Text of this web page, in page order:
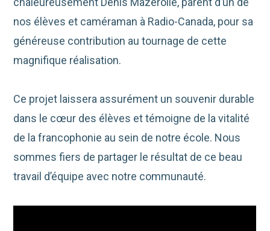
nos élèves et caméraman à Radio-Canada, pour sa
généreuse contribution au tournage de cette
magnifique réalisation.
Ce projet laissera assurément un souvenir durable
dans le cœur des élèves et témoigne de la vitalité
de la francophonie au sein de notre école. Nous
sommes fiers de partager le résultat de ce beau
travail d’équipe avec notre communauté.